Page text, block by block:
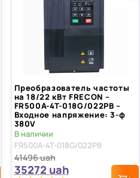
Преобразователь частоты
на 18/22 кВт FRECON –
FR500A-4T-018G/022PB –
Входное напряжение: 3-ф
380V
В наличии
FR500A-4T-018G/022PB
41496uah
35272 uah